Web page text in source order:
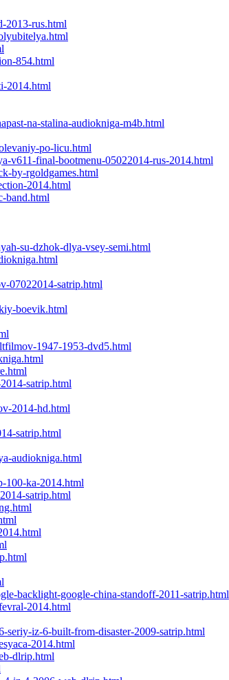
2013-rus.html
854.html
2014.html
na-stalina-audiokniga-m4b.html
po-licu.html
v611-final-bootmenu-05022014-rus-2014.html
by-rgoldgames.html
2014.html
band.html
su-dzhok-dlya-vsey-semi.html
07022014-satrip.html
boevik.html
1947-1953-dvd5.html
satrip.html
2014-hd.html
satrip.html
audiokniga.html
100-ka-2014.html
satrip.html
backlight-google-china-standoff-2011-satrip.html
2014.html
seriy-iz-6-built-from-disaster-2009-satrip.html
2014.html
dlrip.html